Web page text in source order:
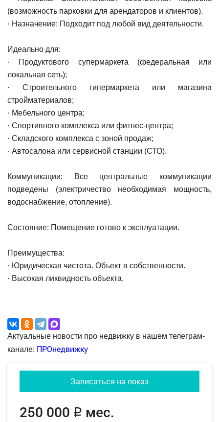
(возможность парковки для арендаторов и клиентов).
· Назначение: Подходит под любой вид деятельности.
Идеально для:
· Продуктового супермаркета (федеральная или
локальная сеть);
· Строительного гипермаркета или магазина
стройматериалов;
· Мебельного центра;
· Спортивного комплекса или фитнес-центра;
· Складского комплекса с зоной продаж;
· Автосалона или сервисной станции (СТО).
Коммуникации: Все центральные коммуникации
подведены (электричество необходимая мощность,
водоснабжение, отопление).
Состояние: Помещение готово к эксплуатации.
Преимущества:
· Юридическая чистота. Объект в собственности.
· Высокая ликвидность объекта.
Актуальные новости про недвижку в нашем телеграм-
канале: ПРОнедвижку
Записаться на показ
250 000 q мес.